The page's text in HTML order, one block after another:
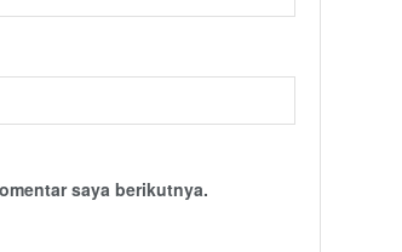
saya berikutnya.